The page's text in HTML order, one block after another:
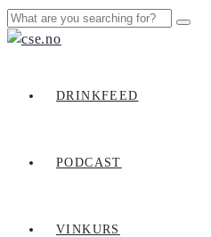
DRINKFEED
PODCAST
VINKURS